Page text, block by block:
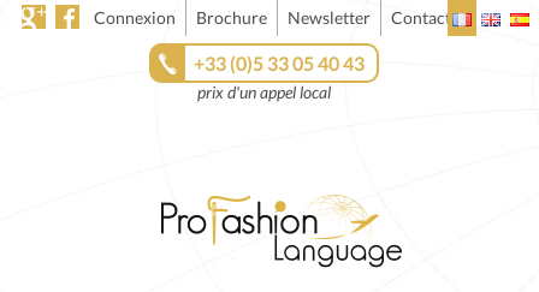
Connexion Brochure Newsletter Contact
+33 (0)5 33 05 40 43
prix d'un appel local